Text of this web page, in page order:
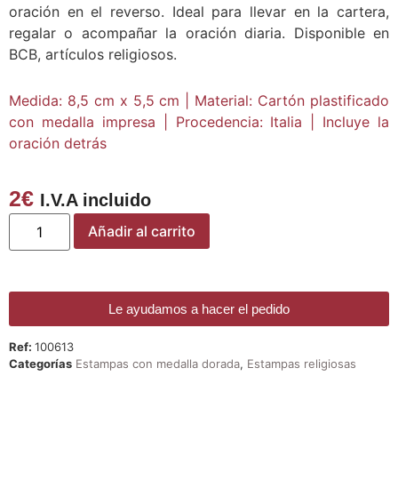
oración en el reverso. Ideal para llevar en la cartera,
regalar o acompañar la oración diaria. Disponible en
BCB, artículos religiosos.
Medida: 8,5 cm x 5,5 cm | Material: Cartón plastificado
con medalla impresa | Procedencia: Italia | Incluye la
oración detrás
2€ I.V.A incluido
Añadir al carrito
Le ayudamos a hacer el pedido
Ref: 100613
Categorías Estampas con medalla dorada, Estampas religiosas